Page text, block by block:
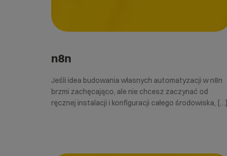
n8n
Jeśli idea budowania własnych automatyzacji w n8n
brzmi zachęcająco, ale nie chcesz zaczynać od
ręcznej instalacji i konfiguracji całego środowiska, […]